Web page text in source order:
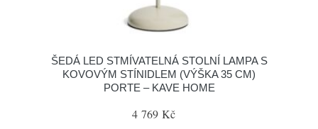
ŠEDÁ LED STMÍVATELNÁ STOLNÍ LAMPA S
KOVOVÝM STÍNIDLEM (VÝŠKA 35 CM)
PORTE – KAVE HOME
4 769 Kč